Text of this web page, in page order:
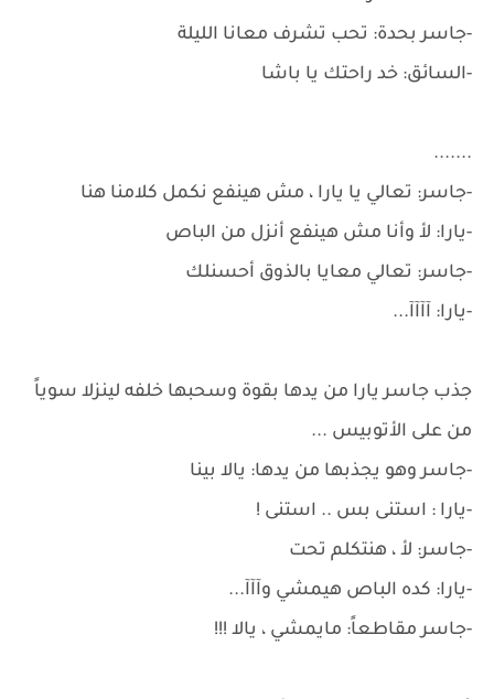
-جاسر بحدة: تحب تشرف معانا الليلة
-السائق: خد راحتك يا باشا
.......
-جاسر: تعالي يا يارا ، مش هينفع نكمل كلامنا هنا
-يارا: لأ وأنا مش هينفع أنزل من الباص
-جاسر: تعالي معايا بالذوق أحسنلك
-يارا: آآآآ...
جذب جاسر يارا من يدها بقوة وسحبها خلفه لينزلا سوياً
من على الأتوبيس ...
-جاسر وهو يجذبها من يدها: يالا بينا
-يارا : استنى بس .. استنى !
-جاسر: لأ ، هنتكلم تحت
-يارا: كده الباص هيمشي وآآآ...
-جاسر مقاطعاً: مايمشي ، يالا !!!